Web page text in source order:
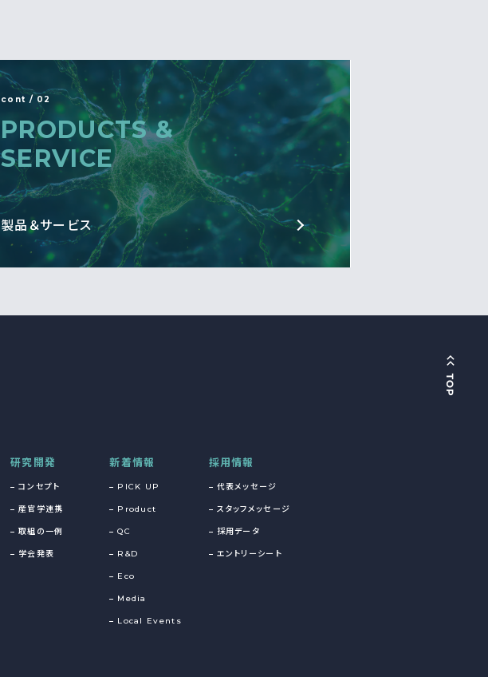
cont / 02
PRODUCTS &
SERVICE
製品＆サービス
研究開発
コンセプト
産官学連携
取組の一例
学会発表
新着情報
PICK UP
Product
QC
R&D
Eco
Media
Local Events
採用情報
代表メッセージ
スタッフメッセージ
採用データ
エントリーシート